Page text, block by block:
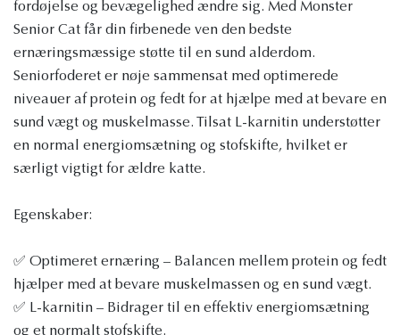
fordøjelse og bevægelighed ændre sig. Med Monster
Senior Cat får din firbenede ven den bedste
ernæringsmæssige støtte til en sund alderdom.
Seniorfoderet er nøje sammensat med optimerede
niveauer af protein og fedt for at hjælpe med at bevare en
sund vægt og muskelmasse. Tilsat L-karnitin understøtter
en normal energiomsætning og stofskifte, hvilket er
særligt vigtigt for ældre katte.
Egenskaber:
✅ Optimeret ernæring – Balancen mellem protein og fedt
hjælper med at bevare muskelmassen og en sund vægt.
✅ L-karnitin – Bidrager til en effektiv energiomsætning
og et normalt stofskifte.